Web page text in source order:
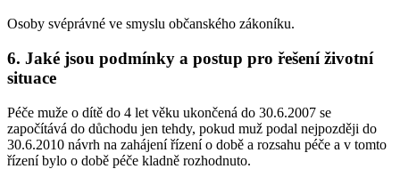
Osoby svéprávné ve smyslu občanského zákoníku.
6. Jaké jsou podmínky a postup pro řešení životní
situace
Péče muže o dítě do 4 let věku ukončená do 30.6.2007 se
započítává do důchodu jen tehdy, pokud muž podal nejpozději do
30.6.2010 návrh na zahájení řízení o době a rozsahu péče a v tomto
řízení bylo o době péče kladně rozhodnuto.